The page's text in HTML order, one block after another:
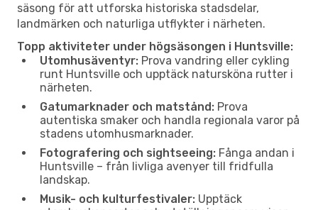
säsong för att utforska historiska stadsdelar,
landmärken och naturliga utflykter i närheten.
Topp aktiviteter under högsäsongen i Huntsville:
Utomhusäventyr: Prova vandring eller cykling
runt Huntsville och upptäck natursköna rutter i
närheten.
Gatumarknader och matstånd: Prova
autentiska smaker och handla regionala varor på
stadens utomhusmarknader.
Fotografering och sightseeing: Fånga andan i
Huntsville – från livliga avenyer till fridfulla
landskap.
Musik- och kulturfestivaler: Upptäck